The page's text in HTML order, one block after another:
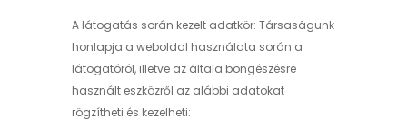
A látogatás során kezelt adatkör: Társaságunk
honlapja a weboldal használata során a
látogatóról, illetve az általa böngészésre
használt eszközről az alábbi adatokat
rögzítheti és kezelheti: